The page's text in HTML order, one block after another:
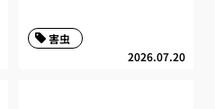
2026.07.20
害虫